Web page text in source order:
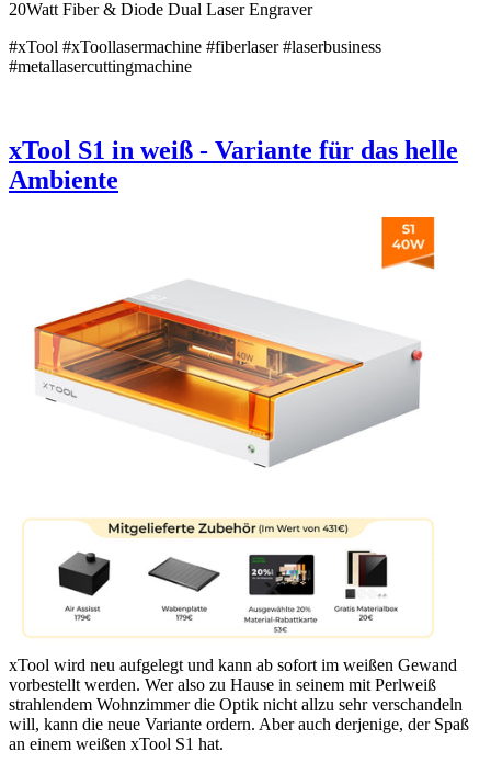
20Watt Fiber & Diode Dual Laser Engraver
#xTool #xToollasermachine #fiberlaser #laserbusiness
#metallasercuttingmachine
xTool S1 in weiß - Variante für das helle
Ambiente
xTool wird neu aufgelegt und kann ab sofort im weißen Gewand
vorbestellt werden. Wer also zu Hause in seinem mit Perlweiß
strahlendem Wohnzimmer die Optik nicht allzu sehr verschandeln
will, kann die neue Variante ordern. Aber auch derjenige, der Spaß
an einem weißen xTool S1 hat.